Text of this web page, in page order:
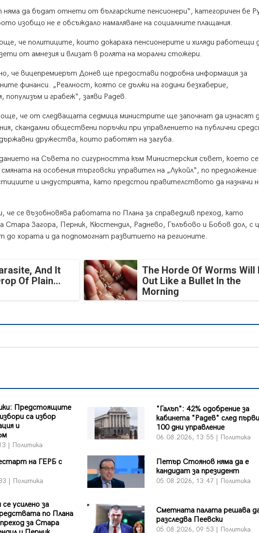
да бъдат отнети от българските пенсионери“, категоричен бе
изобщо не е обсъждало намаляване на социалните плащания.
че политиците, които докараха пенсионерите и хиляди работещи
от амнезия и влизат в ролята на морални стожери.
че вицепремиерът Донев ще предостави подробна информация за
финанси. „Реалност, която се дължи на години безхаберие,
и грабеж“, заяви Радев.
че от следващата седмица министрите ще започнат да изнасят
скандални обществени поръчки при управлението на публични
дружества, които работят на загуба.
на Съвета по сигурността към Министерския съвет, което се
на особения търговски управител на „Лукойл“, по предложение
и индустрията, като предстои правителството да назначи
се възобновява работата по Плана за справедлив преход, като
Загора, Перник, Кюстендил, Раднево, Гълъбово и Бобов дол, с
до хората и да подпомогнат развитието на регионите.
And It
Of Plain...
The Horde Of Worms Will
Out Like a Bullet In the
Morning
Предстоящите
са избор
и
| Политика
"Галъп": 42% одобрение за
кабинета "Радев" след
100 дни управление
06.08.2026, 13:55 | Политика
на ГЕРБ с
| Политика
Петър Стоянов няма да е
кандидат за президент
05.08.2026, 13:47 | Политика
усилено за
по Плана
за Стара
Сметната палата решава
разследва Пеевски
05.08.2026, 09:53 | Политика